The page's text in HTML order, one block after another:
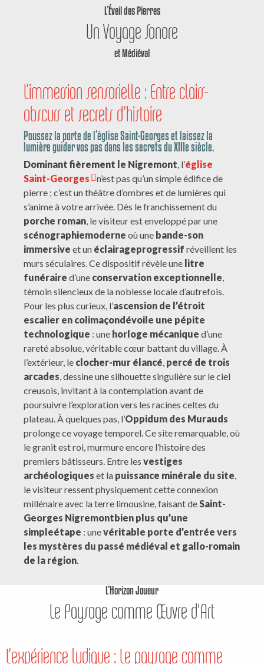
L’Éveil des Pierres
Un Voyage Sonore
et Médiéval
L’immersion sensorielle : Entre clairs-
obscurs et secrets d’histoire
Poussez la porte de l’église Saint-Georges et laissez la
lumière guider vos pas dans les secrets du XIIIe siècle.
Dominant fièrement le Nigremont, l’église
Saint-Georges
n’est pas qu’un simple édifice de
pierre ; c’est un théâtre d’ombres et de lumières qui
s’anime à votre arrivée. Dès le franchissement du
porche roman, le visiteur est enveloppé par une
scénographiemoderne où une bande-son
immersive et un éclairageprogressif réveillent les
murs séculaires. Ce dispositif révèle une litre
funéraire d’une conservation exceptionnelle,
témoin silencieux de la noblesse locale d’autrefois.
Pour les plus curieux, l’ascension de l’étroit
escalier en colimaçondévoile une pépite
technologique : une horloge mécanique d’une
rareté absolue, véritable cœur battant du village. À
l’extérieur, le clocher-mur élancé, percé de trois
arcades, dessine une silhouette singulière sur le ciel
creusois, invitant à la contemplation avant de
poursuivre l’exploration vers les racines celtes du
plateau. À quelques pas, l’Oppidum des Murauds
prolonge ce voyage temporel. Ce site remarquable, où
le granit est roi, murmure encore l’histoire des
premiers bâtisseurs. Entre les vestiges
archéologiques et la puissance minérale du site,
le visiteur ressent physiquement cette connexion
millénaire avec la terre limousine, faisant deSaint-
Georges Nigremont bien plus qu’une
simpleétape : unevéritable porte d’entrée vers
les mystères du passé médiéval et gallo-romain
de la région.
L’Horizon Joueur
Le Paysage comme Œuvre d'Art
L’expérience ludique : Le paysage comme